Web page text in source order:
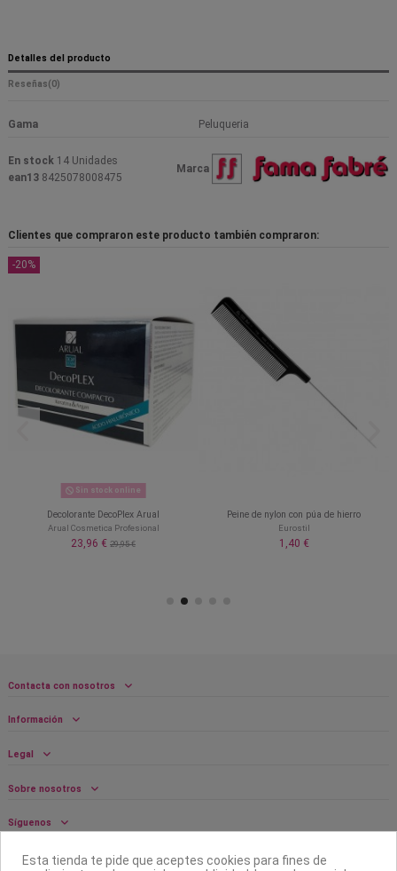
Detalles del producto
Reseñas(0)
Gama Peluqueria
Marca
En stock 14 Unidades
ean13 8425078008475
Clientes que compraron este producto también compraron:
-20%
Sin stock online
Decolorante DecoPlex Arual
Arual Cosmetica Profesional
23,96 € 29,95 €
Peine de nylon con púa de hierro
Eurostil
1,40 €
Contacta con nosotros
Información
Legal
Sobre nosotros
Síguenos
Boletín
Esta tienda te pide que aceptes cookies para fines de